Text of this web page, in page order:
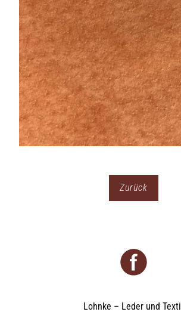
Zurück
Lohnke – Leder und Textil